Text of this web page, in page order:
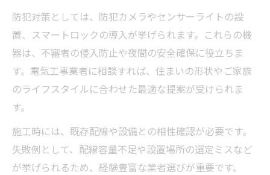
防犯対策としては、防犯カメラやセンサーライトの設
置、スマートロックの導入が挙げられます。これらの機
器は、不審者の侵入防止や夜間の安全確保に役立ちま
す。電気工事業者に相談すれば、住まいの形状やご家族
のライフスタイルに合わせた最適な提案が受けられま
す。
施工時には、既存配線や設備との相性確認が必要です。
失敗例として、配線容量不足や設置場所の選定ミスなど
が挙げられるため、経験豊富な業者選びが重要です。